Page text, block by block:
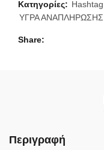
Κατηγορίες: Hashtag
ΥΓΡΑ ΑΝΑΠΛΗΡΩΣΗΣ
Share
Περιγραφή